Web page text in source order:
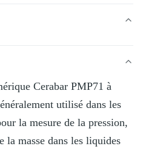
Cerabar PMP71 à
utilisé dans les
la mesure de la pression,
la masse dans les liquides